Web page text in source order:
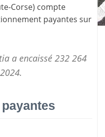
Corse) compte
payantes sur
a encaissé 232 264